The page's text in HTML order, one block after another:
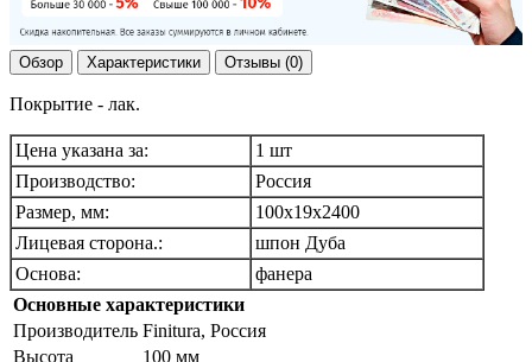
Обзор Характеристики Отзывы (0)
Покрытие - лак.
Цена указана за:
1 шт
Производство:
Россия
Размер, мм:
100х19х2400
Лицевая сторона.:
шпон Дуба
Основа:
фанера
Основные характеристики
Производитель Finitura, Россия
Высота
100 мм